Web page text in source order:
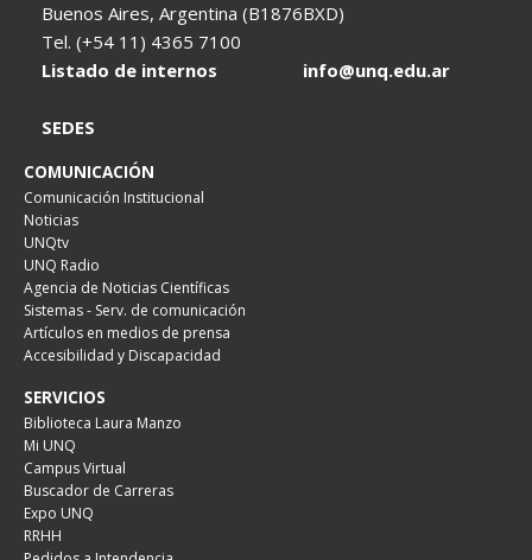
Buenos Aires, Argentina (B1876BXD)
Tel. (+54 11) 4365 7100
Listado de internos
info@unq.edu.ar
SEDES
COMUNICACIÓN
Comunicación Institucional
Noticias
UNQtv
UNQ Radio
Agencia de Noticias Científicas
Sistemas - Serv. de comunicación
Artículos en medios de prensa
Accesibilidad y Discapacidad
SERVICIOS
Biblioteca Laura Manzo
Mi UNQ
Campus Virtual
Buscador de Carreras
Expo UNQ
RRHH